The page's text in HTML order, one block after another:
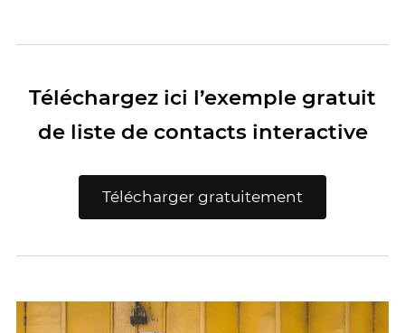
Téléchargez ici l’exemple gratuit
de liste de contacts interactive
Télécharger gratuitement